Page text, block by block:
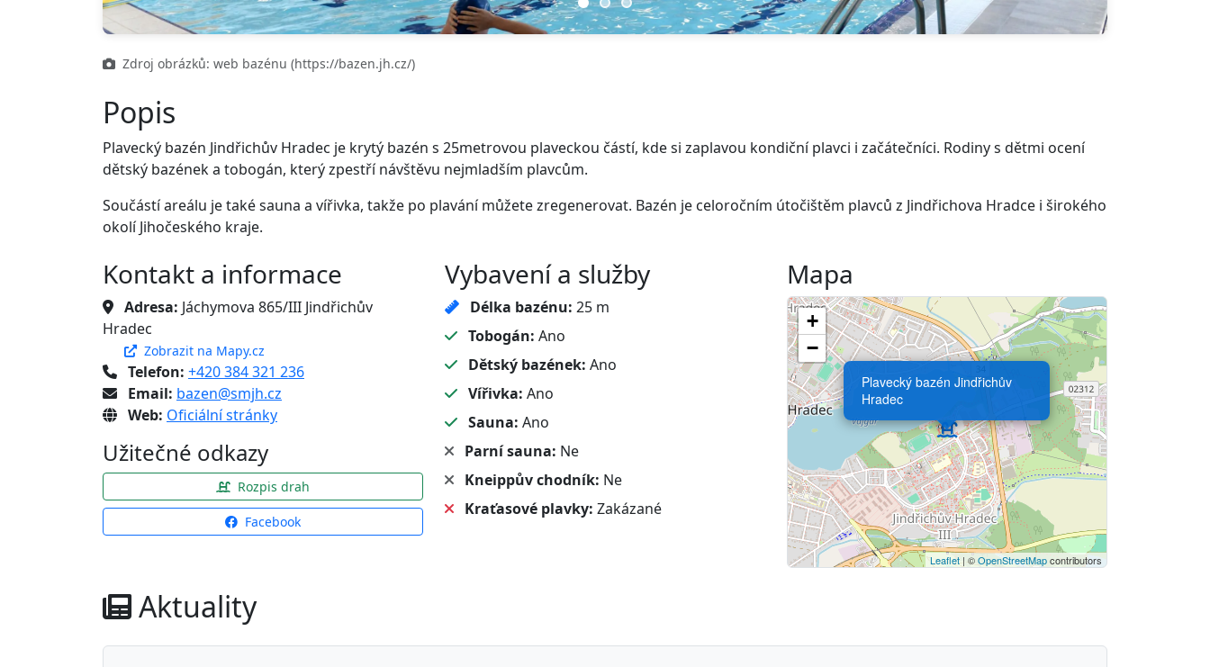
Zdroj obrázků: web bazénu (https://bazen.jh.cz/)
Popis
Plavecký bazén Jindřichův Hradec je krytý bazén s 25metrovou plaveckou částí, kde si zaplavou kondiční plavci i začátečníci. Rodiny s dětmi ocení
dětský bazének a tobogán, který zpestří návštěvu nejmladším plavcům.
Součástí areálu je také sauna a vířivka, takže po plavání můžete zregenerovat. Bazén je celoročním útočištěm plavců z Jindřichova Hradce i širokého
okolí Jihočeského kraje.
Kontakt a informace
Adresa: Jáchymova 865/III Jindřichův
Hradec
Zobrazit na Mapy.cz
Telefon: +420 384 321 236
Email: bazen@smjh.cz
Web: Oficiální stránky
Užitečné odkazy
Rozpis drah
Facebook
Vybavení a služby
Délka bazénu: 25 m
Tobogán: Ano
Dětský bazének: Ano
Vířivka: Ano
Sauna: Ano
Parní sauna: Ne
Kneippův chodník: Ne
Kraťasové plavky: Zakázané
Mapa
Plavecký bazén Jindřichův
Hradec
+
−
Leaflet | ©OpenStreetMapcontributors
Aktuality